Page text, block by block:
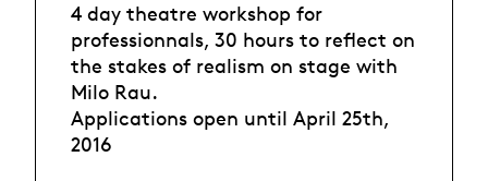
4 day theatre workshop for
professionnals, 30 hours to reflect on
the stakes of realism on stage with
Milo Rau.
Applications open until April 25th,
2016